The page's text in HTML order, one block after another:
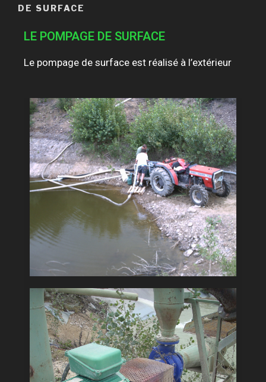
DE SURFACE
LE POMPAGE DE SURFACE
Le pompage de surface est réalisé à l’extérieur